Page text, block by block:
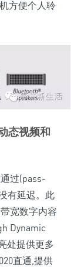
方便个人聆
态视频和
过(pass-
有延迟。此
宽数字内容
Dynamic
处提供更多
直通,提供